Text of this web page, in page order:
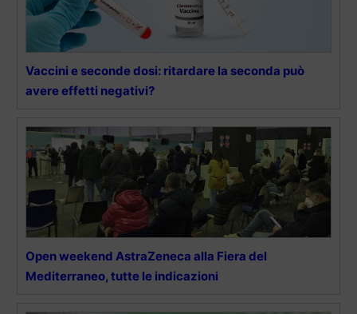
Vaccini e seconde dosi: ritardare la seconda può
avere effetti negativi?
Open weekend AstraZeneca alla Fiera del
Mediterraneo, tutte le indicazioni